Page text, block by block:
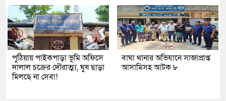
পুঠিয়ায় পাইকপাড়া ভূমি অফিসে
দালাল চক্রের দৌরাত্ম্য, ঘুষ ছাড়া
মিলছে না সেবা!
বাঘা থানার অভিযানে সাজাপ্রাপ্ত
আসামিসহ আটক ৮